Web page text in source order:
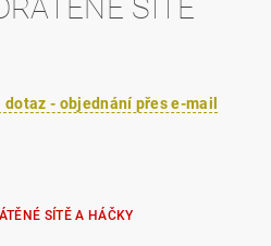
SÍTĚ
dotaz - objednání přes e-mail
SÍTĚ A HÁČKY